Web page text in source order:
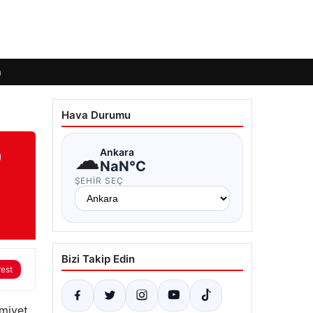
Hava Durumu
☁Ankara
NaN°C
ŞEHIR SEÇ
Bizi Takip Edin